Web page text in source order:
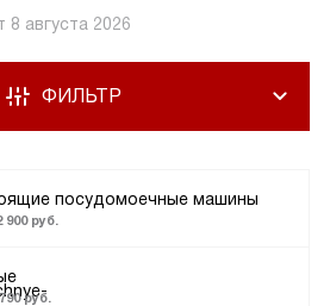
8 августа 2026
посудомоечные машины
900 руб.
руб.
ФИЛЬТР